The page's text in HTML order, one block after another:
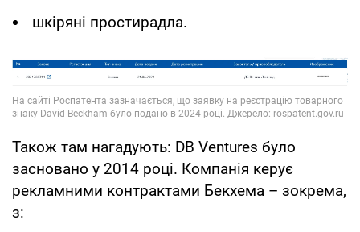
шкіряні простирадла.
Також там нагадують: DB Ventures було
засновано у 2014 році. Компанія керує
рекламними контрактами Бекхема – зокрема,
з: